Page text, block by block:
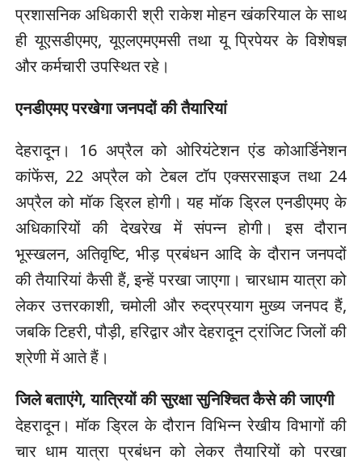
प्रशासनिक अधिकारी श्री राकेश मोहन खंकरियाल के साथ
ही यूएसडीएमए, यूएलएमएमसी तथा यू प्रिपेयर के विशेषज्ञ
और कर्मचारी उपस्थित रहे।
एनडीएमए परखेगा जनपदों की तैयारियां
देहरादून। 16 अप्रैल को ओरियंटेशन एंड कोआर्डिनेशन
कांफेंस, 22 अप्रैल को टेबल टॉप एक्सरसाइज तथा 24
अप्रैल को मॉक ड्रिल होगी। यह मॉक ड्रिल एनडीएमए के
अधिकारियों की देखरेख में संपन्न होगी। इस दौरान
भूस्खलन, अतिवृष्टि, भीड़ प्रबंधन आदि के दौरान जनपदों
की तैयारियां कैसी हैं, इन्हें परखा जाएगा। चारधाम यात्रा को
लेकर उत्तरकाशी, चमोली और रुद्रप्रयाग मुख्य जनपद हैं,
जबकि टिहरी, पौड़ी, हरिद्वार और देहरादून ट्रांजिट जिलों की
श्रेणी में आते हैं।
जिले बताएंगे, यात्रियों की सुरक्षा सुनिश्चित कैसे की जाएगी
देहरादून। मॉक ड्रिल के दौरान विभिन्न रेखीय विभागों की
चार धाम यात्रा प्रबंधन को लेकर तैयारियों को परखा